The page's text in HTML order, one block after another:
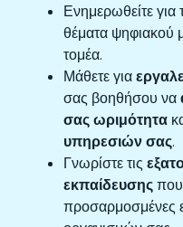
Ενημερωθείτε για
θέματα ψηφιακού
τομέα.
Μάθετε για
σας βοηθήσου να
σας ωριμότητα
υπηρεσιών σας.
Γνωρίστε τις
εκπαίδευσης
προσαρμοσμένες